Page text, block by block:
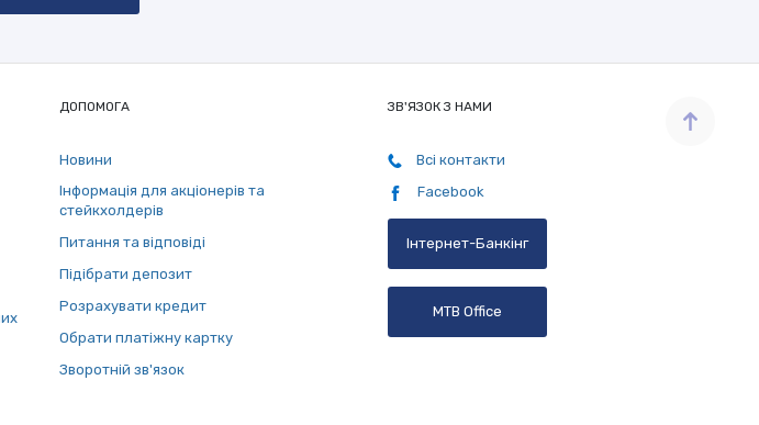
ДОПОМОГА
Новини
Інформація для акціонерів та
стейкхолдерів
Питання та відповіді
Підібрати депозит
Розрахувати кредит
Обрати платіжну картку
Зворотній зв'язок
ЗВ'ЯЗОК З НАМИ
Всі контакти
Facebook
Інтернет-Банкінг
MTB Office